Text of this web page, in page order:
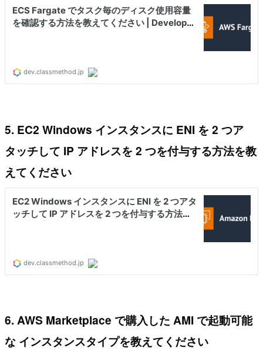
5. EC2 Windows インスタンスに ENI を 2 つア
タッチして IP アドレスを 2 つを付与する方法を教
えてください
6. AWS Marketplace で購入した AMI で起動可能
な インスタンスタイプを教えてください